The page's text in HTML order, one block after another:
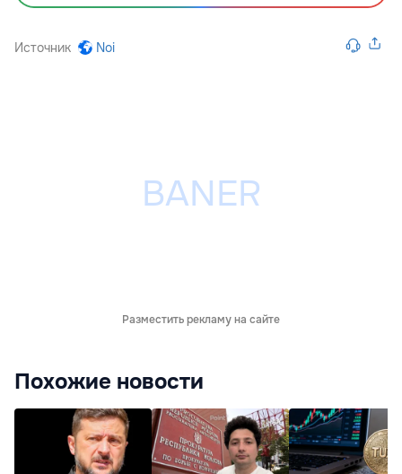
Источник Noi
Разместить рекламу на сайте
Похожие новости